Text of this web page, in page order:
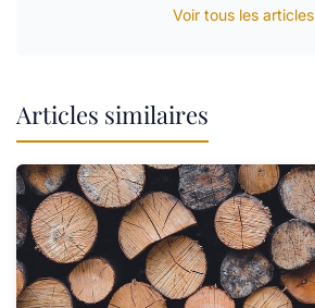
Voir tous les articles
Articles similaires